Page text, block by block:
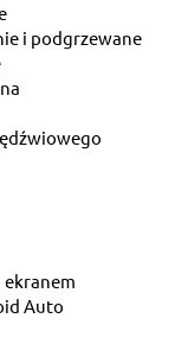
i podgrzewane
ekranem
Auto